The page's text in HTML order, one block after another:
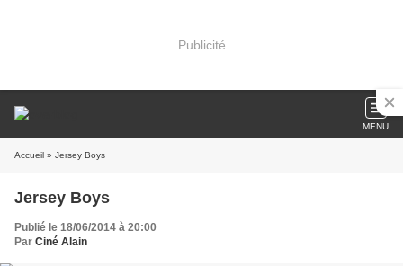
Publicité
MENU
Accueil » Jersey Boys
Jersey Boys
Publié le 18/06/2014 à 20:00
Par Ciné Alain